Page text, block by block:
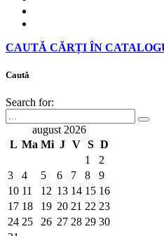
CAUTĂ CĂRȚI ÎN
Caută
Search for:
august 2026
L Ma Mi J V S D
1
2
3
4 5 6 7 8
9
10 11 12 13 14 15 16
17 18 19 20 21 22 23
24 25 26 27 28 29 30